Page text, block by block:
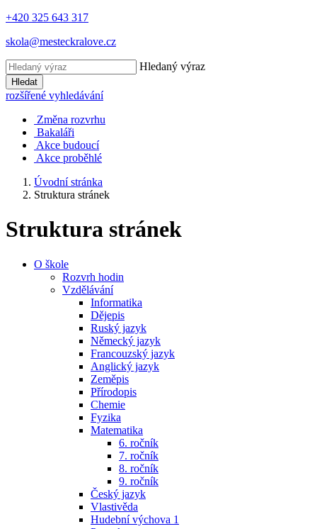
+420 325 643 317
skola@mesteckralove.cz
Hledaný výraz
Hledat
rozšířené vyhledávání
Změna rozvrhu
Bakaláři
Akce budoucí
Akce proběhlé
Úvodní stránka
Struktura stránek
Struktura stránek
O škole
Rozvrh hodin
Vzdělávání
Informatika
Dějepis
Ruský jazyk
Německý jazyk
Francouzský jazyk
Anglický jazyk
Zeměpis
Přírodopis
Chemie
Fyzika
Matematika
6. ročník
7. ročník
8. ročník
9. ročník
Český jazyk
Vlastivěda
Hudební výchova 1